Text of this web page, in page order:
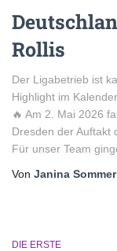
Rollis
Der Ligabetrieb ist
Highlight im
🔥 Am 2. Mai 2026
Dresden der Auftakt
Für unser Team
Von Janina Sommer
DIE ERSTE